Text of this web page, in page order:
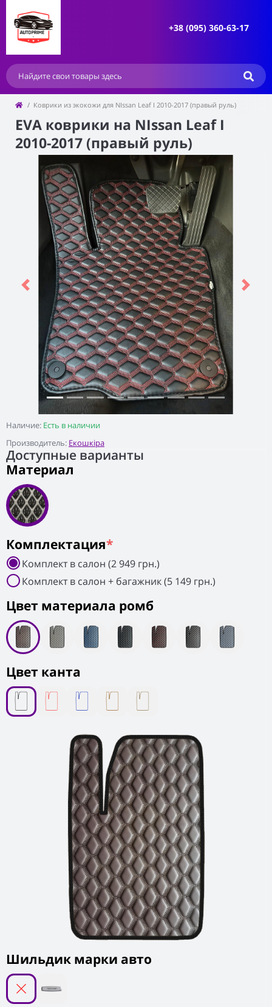
+38 (095) 360-63-17
Коврики из экокожи для NIssan Leaf I 2010-2017 (правый руль)
EVA коврики на NIssan Leaf I
2010-2017 (правый руль)
Наличие: Есть в наличии
Производитель: Екошкіра
Previous Next
Доступные варианты
Материал
Цвет материала ромб
Цвет канта
Шильдик марки авто
Комплектация*
Комплект в салон (2 949 грн.)
Комплект в салон + багажник (5 149 грн.)